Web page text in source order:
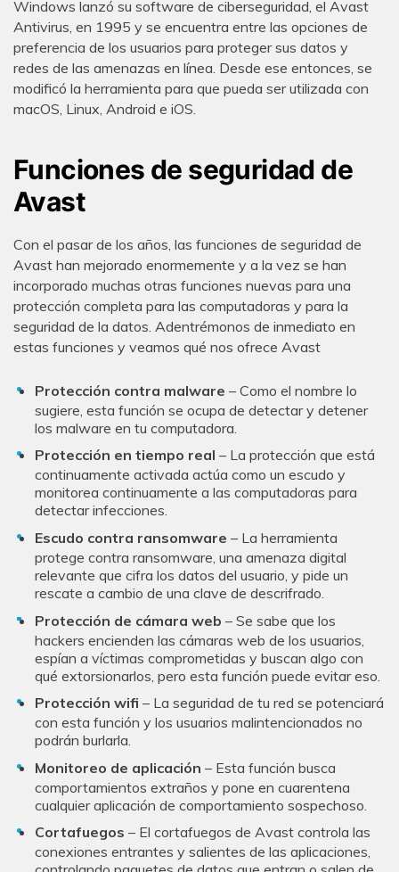
Windows lanzó su software de ciberseguridad, el Avast
Antivirus, en 1995 y se encuentra entre las opciones de
preferencia de los usuarios para proteger sus datos y
redes de las amenazas en línea. Desde ese entonces, se
modificó la herramienta para que pueda ser utilizada con
macOS, Linux, Android e iOS.
Funciones de seguridad de
Avast
Con el pasar de los años, las funciones de seguridad de
Avast han mejorado enormemente y a la vez se han
incorporado muchas otras funciones nuevas para una
protección completa para las computadoras y para la
seguridad de la datos. Adentrémonos de inmediato en
estas funciones y veamos qué nos ofrece Avast
Protección contra malware – Como el nombre lo
sugiere, esta función se ocupa de detectar y detener
los malware en tu computadora.
Protección en tiempo real – La protección que está
continuamente activada actúa como un escudo y
monitorea continuamente a las computadoras para
detectar infecciones.
Escudo contra ransomware – La herramienta
protege contra ransomware, una amenaza digital
relevante que cifra los datos del usuario, y pide un
rescate a cambio de una clave de descrifrado.
Protección de cámara web – Se sabe que los
hackers encienden las cámaras web de los usuarios,
espían a víctimas comprometidas y buscan algo con
qué extorsionarlos, pero esta función puede evitar eso.
Protección wifi – La seguridad de tu red se potenciará
con esta función y los usuarios malintencionados no
podrán burlarla.
Monitoreo de aplicación – Esta función busca
comportamientos extraños y pone en cuarentena
cualquier aplicación de comportamiento sospechoso.
Cortafuegos – El cortafuegos de Avast controla las
conexiones entrantes y salientes de las aplicaciones,